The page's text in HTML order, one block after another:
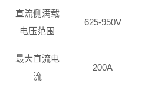
直流侧满载
电压范围
625-950V
最大直流电
流
200A